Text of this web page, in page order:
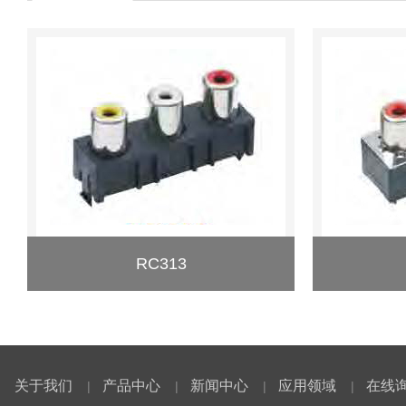
RC313
关于我们 | 产品中心 | 新闻中心 | 应用领域 | 在线